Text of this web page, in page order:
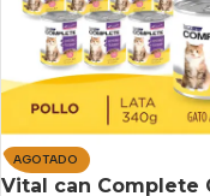
AGOTADO
Vital can Complete